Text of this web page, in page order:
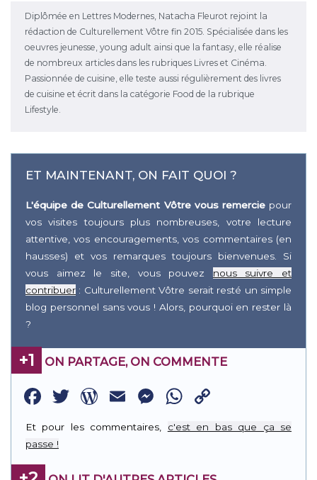
Diplômée en Lettres Modernes, Natacha Fleurot rejoint la
rédaction de Culturellement Vôtre fin 2015. Spécialisée dans les
oeuvres jeunesse, young adult ainsi que la fantasy, elle réalise
de nombreux articles dans les rubriques Livres et Cinéma.
Passionnée de cuisine, elle teste aussi régulièrement des livres
de cuisine et écrit dans la catégorie Food de la rubrique
Lifestyle.
ET MAINTENANT, ON FAIT QUOI ?
L'équipe de Culturellement Vôtre vous remerciepour
vos visites toujours plus nombreuses, votre lecture
attentive, vos encouragements, vos commentaires (en
hausses) et vos remarques toujours bienvenues. Si
vous aimez le site, vous pouvez nous suivre et
contribuer : Culturellement Vôtre serait resté un simple
blog personnel sans vous ! Alors, pourquoi en rester là
?
+1 ON PARTAGE, ON COMMENTE
Facebook
Twitter
WordPress
EmailMessenger
WhatsApp
Link
Et pour les commentaires, c'est en bas que ça se
passe !